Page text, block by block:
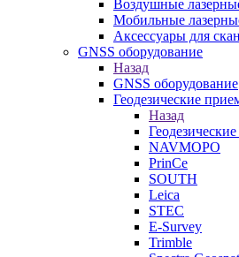
Воздушные
Мобильные
Аксессуары для
GNSS оборудование
Назад
GNSS оборудование
Геодезические
Назад
NAVMOPO
PrinCe
SOUTH
Leica
STEC
E-Survey
Trimble